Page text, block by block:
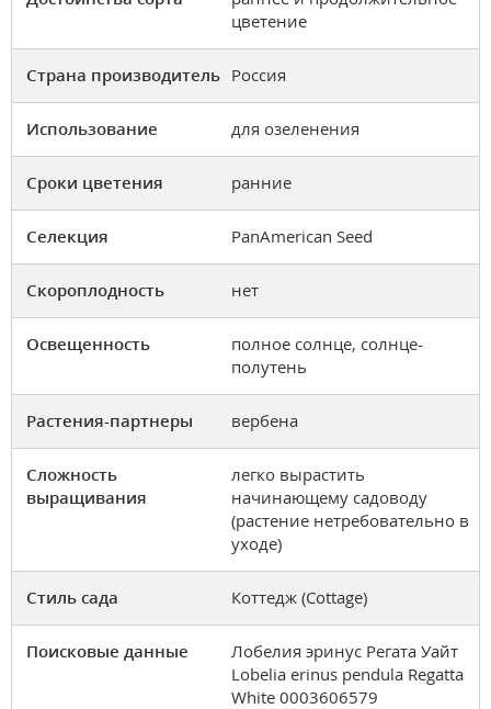
цветение
Страна производитель Россия
Использование для озеленения
Сроки цветения ранние
Селекция PanAmerican Seed
Скороплодность нет
Освещенность
полное солнце, солнце-
полутень
Растения-партнеры вербена
Сложность
выращивания
легко вырастить
начинающему садоводу
(растение нетребовательно в
уходе)
Стиль сада Коттедж (Cottage)
Поисковые данные
Лобелия эринус Регата Уайт
Lobelia erinus pendula Regatta
White 0003606579